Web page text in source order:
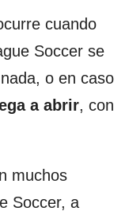
cuando
Soccer se
o en caso
a abrir, con
muchos
Soccer, a